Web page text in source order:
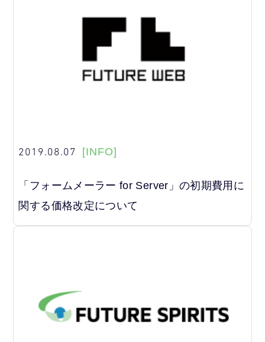
2019.08.07 [INFO]
「フォームメーラー for Server」の初期費用に
関する価格改定について